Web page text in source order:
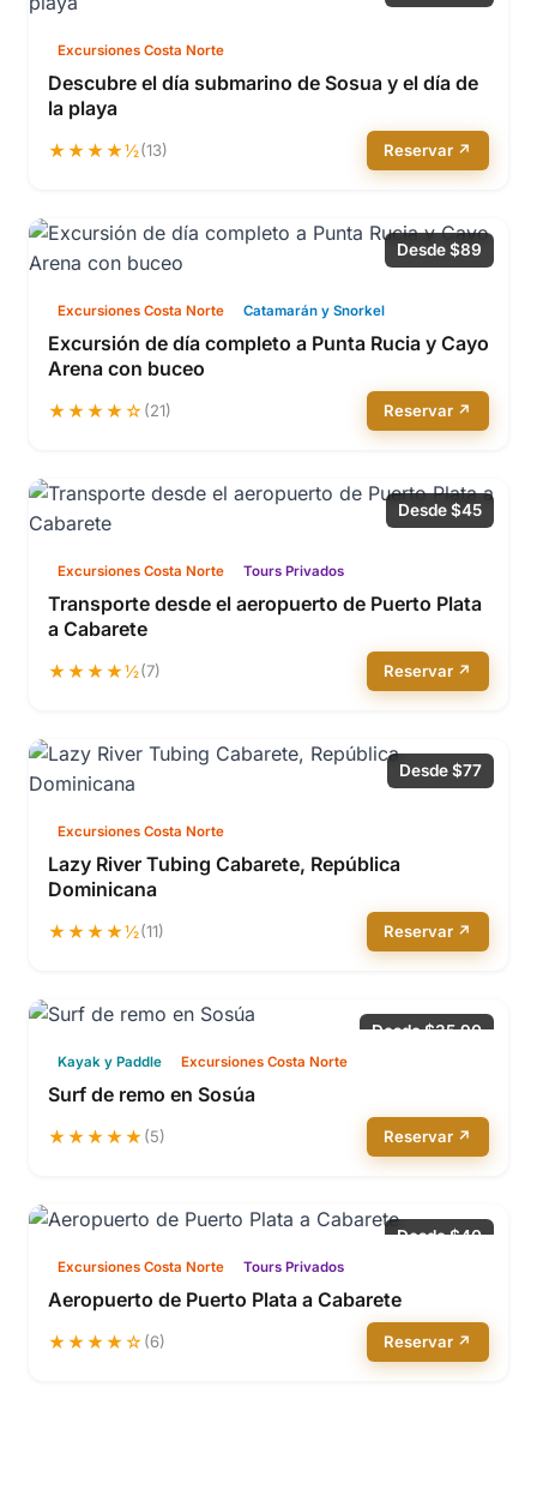
Excursiones Costa Norte
Descubre el día submarino de Sosua y el día de
la playa
★★★★½(13) Reservar ↗
Desde $89
Excursiones Costa Norte Catamarán y Snorkel
Excursión de día completo a Punta Rucia y Cayo
Arena con buceo
★★★★☆(21) Reservar ↗
Desde $45
Excursiones Costa Norte Tours Privados
Transporte desde el aeropuerto de Puerto Plata
a Cabarete
★★★★½(7) Reservar ↗
Desde $77
Excursiones Costa Norte
Lazy River Tubing Cabarete, República
Dominicana
★★★★½(11) Reservar ↗
Desde $35.90
Kayak y Paddle Excursiones Costa Norte
Surf de remo en Sosúa
★★★★★(5) Reservar ↗
Desde $40
Excursiones Costa Norte Tours Privados
Aeropuerto de Puerto Plata a Cabarete
★★★★☆(6) Reservar ↗